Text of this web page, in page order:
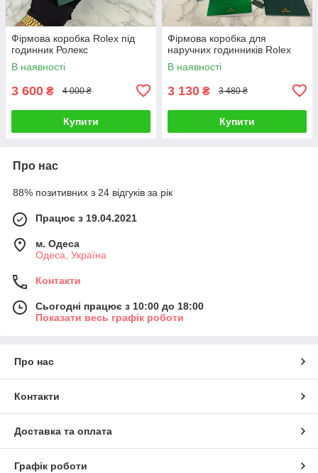
Фірмова коробка Rolex під
годинник Ролекс
В наявності
3 600 ₴ 4 000 ₴
Купити
Фірмова коробка для
наручних годинників Rolex
В наявності
3 130 ₴ 3 480 ₴
Купити
Про нас
88% позитивних з 24 відгуків за рік
Працює з 19.04.2021
м. Одеса
Одеса, Україна
Контакти
Сьогодні працює з 10:00 до 18:00
Показати весь графік роботи
Про нас
Контакти
Доставка та оплата
Графік роботи